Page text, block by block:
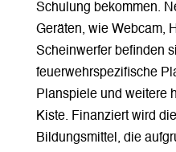
Schulung bekommen.
Geräten, wie Webcam,
Scheinwerfer befinden
feuerwehrspezifische
Planspiele und weitere
Kiste. Finanziert wird
Bildungsmittel, die